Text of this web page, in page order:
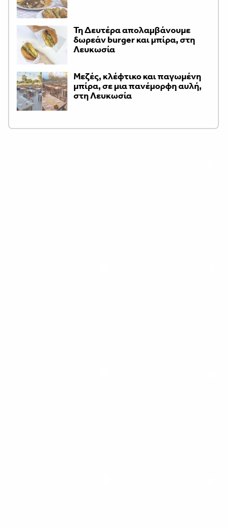
Τη Δευτέρα απολαμβάνουμε
δωρεάν burger και μπίρα, στη
Λευκωσία
Μεζές, κλέφτικο και παγωμένη
μπίρα, σε μια πανέμορφη αυλή,
στη Λευκωσία